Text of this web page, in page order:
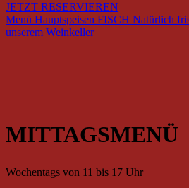
JETZT RESERVIEREN
Menü Hauptspeisen FISCH Natürlich
unserem Weinkeller
MITTAGSMENÜ
Wochentags von 11 bis 17 Uhr